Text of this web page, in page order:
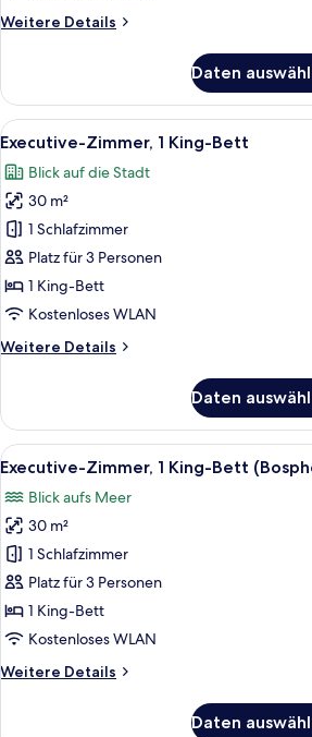
Weitere Details
Weitere
1 King-
Bett
Daten
Alle
Fotos
für
Executive-
Zimmer,
1 King-
Bett
anzeigen
Ein
13
Executive-Zimmer, 1 King-Bett
Blick auf die Stadt
30 m²
1 Schlafzimmer
Platz für 3 Personen
1 King-Bett
Kostenloses WLAN
Weitere Details
Weitere
Zimmer,
1 King-
Bett
Daten
Alle
Fotos
für
Executive-
Zimmer,
1 King-
Bett
(Bosphorus
anzeigen
Ein
10
Executive-Zimmer, 1 King-Bett
Blick aufs Meer
30 m²
1 Schlafzimmer
Platz für 3 Personen
1 King-Bett
Kostenloses WLAN
Weitere Details
Weitere
Daten